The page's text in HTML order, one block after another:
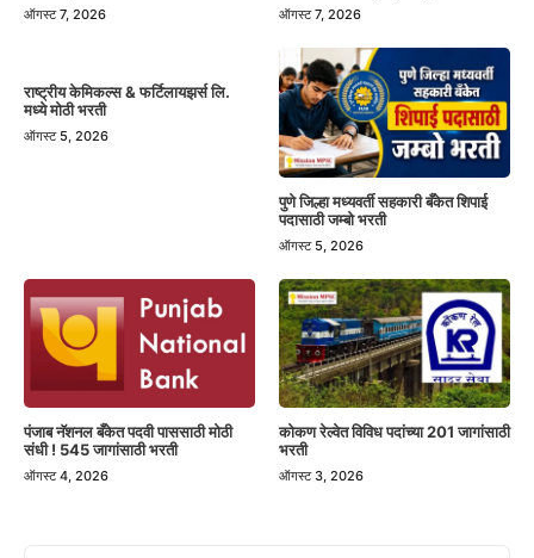
ऑगस्ट 7, 2026 ऑगस्ट 7, 2026
राष्ट्रीय केमिकल्स & फर्टिलायझर्स लि.
मध्ये मोठी भरती
ऑगस्ट 5, 2026
पुणे जिल्हा मध्यवर्ती सहकारी बँकेत शिपाई
पदासाठी जम्बो भरती
ऑगस्ट 5, 2026
पंजाब नॅशनल बँकेत पदवी पाससाठी मोठी
संधी ! 545 जागांसाठी भरती
ऑगस्ट 4, 2026
कोकण रेल्वेत विविध पदांच्या 201 जागांसाठी
भरती
ऑगस्ट 3, 2026